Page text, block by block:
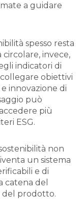
a guidare
spesso resta
circolare, invece,
indicatori di
obiettivi
innovazione di
può
più
ESG.
non
un sistema
e di
catena del
del prodotto.